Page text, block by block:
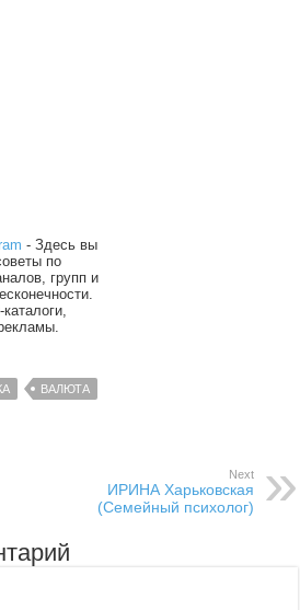
- Здесь вы
по
групп и
ВАЛЮТА
Next
ИРИНА Харьковская
(Семейный психолог)